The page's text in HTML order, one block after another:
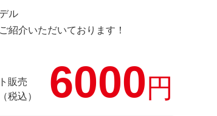
ル
紹介いただいております！
販売
税込）
6000円